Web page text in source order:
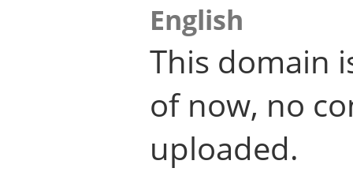
English
This domain
of now, no
uploaded.